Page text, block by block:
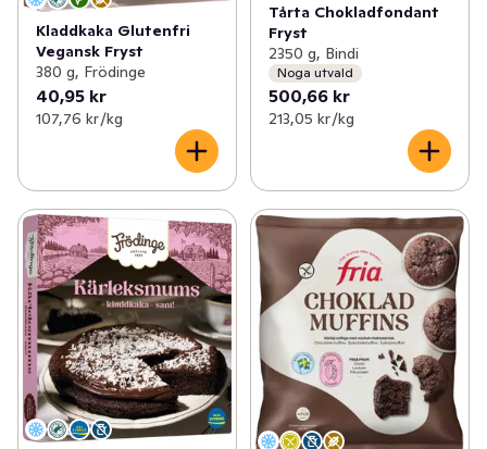
Kladdkaka Glutenfri
Vegansk Fryst
380 g, Frödinge
40,95 kr
107,76 kr /kg
Tårta Chokladfondant
Fryst
2350 g, Bindi
Noga utvald
500,66 kr
213,05 kr /kg